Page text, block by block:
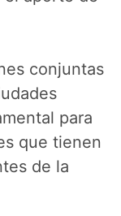
conjuntas
para
que tienen
de la